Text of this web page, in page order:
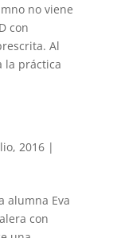
no viene
con
Al
la práctica
2016|
alumna Eva
con